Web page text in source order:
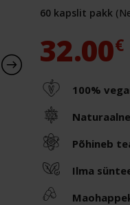
60 kapslit pakk
32.00€
100%
Põhineb
Ilma